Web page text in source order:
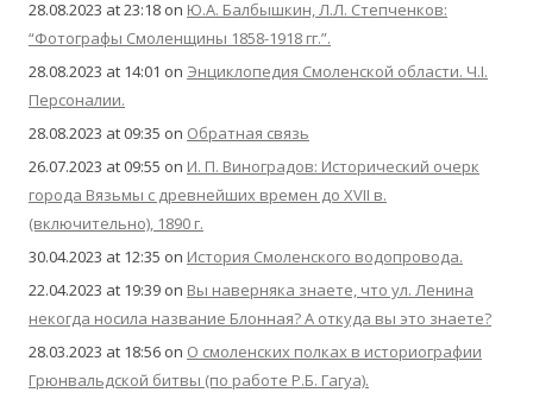
28.08.2023 at 23:18 on Ю.А. Балбышкин, Л.Л. Степченков:
“Фотографы Смоленщины 1858-1918 гг.”.
28.08.2023 at 14:01 on Энциклопедия Смоленской области. Ч.I.
Персоналии.
28.08.2023 at 09:35 on Обратная связь
26.07.2023 at 09:55 on И. П. Виноградов: Исторический очерк
города Вязьмы с древнейших времен до XVII в.
(включительно), 1890 г.
30.04.2023 at 12:35 on История Смоленского водопровода.
22.04.2023 at 19:39 on Вы наверняка знаете, что ул. Ленина
некогда носила название Блонная? А откуда вы это знаете?
28.03.2023 at 18:56 on О смоленских полках в историографии
Грюнвальдской битвы (по работе Р.Б. Гагуа).